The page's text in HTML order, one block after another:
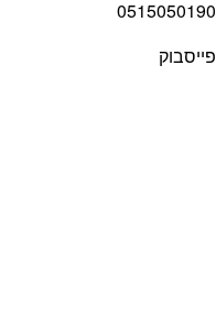
0515050190
פייסבוק